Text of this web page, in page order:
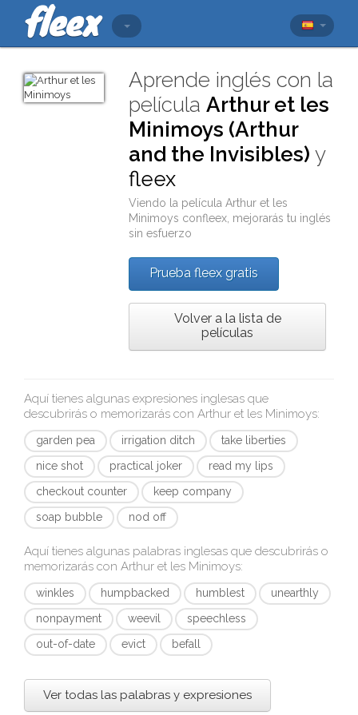
Aprende inglés con la
películaArthur et les
Minimoys (Arthur
and the Invisibles) y
fleex
Viendo la películaArthur et les
Minimoys confleex , mejorarás tu inglés
sin esfuerzo
Prueba fleex gratis
Volver a la lista de
películas
Aquí tienes algunas expresiones inglesas que
descubrirás o memorizarás con Arthur et les Minimoys:
garden pea irrigation ditch
take liberties
nice shot
practical joker
read my lips
checkout counter
keep company
soap bubble
nod off
Aquí tienes algunas palabras inglesas que descubrirás o
memorizarás con Arthur et les Minimoys:
winkles humpbacked humblest
unearthly
nonpayment
weevil
speechless
out-of-date
evict befall
Ver todas las palabras y expresiones